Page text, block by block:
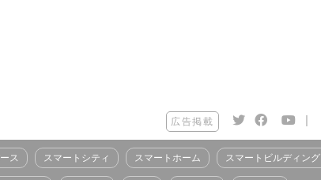
広告掲載 |
ス スマートシティ スマートホーム スマートビルディング